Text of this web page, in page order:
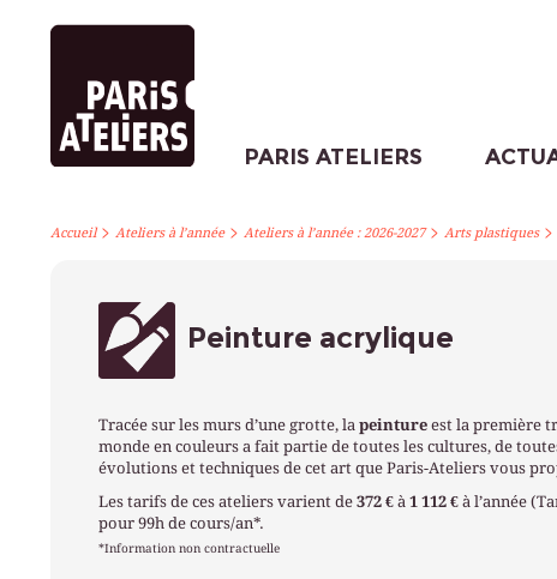
PARIS ATELIERS
Accueil> Ateliers à l’année> Ateliers à l’année : 2026-2027> Arts plastiques>
Peinture acrylique
Tracée sur les murs d’une grotte, la peinture est la première
monde en couleurs a fait partie de toutes les cultures, de
évolutions et techniques de cet art que Paris-Ateliers vous
Les tarifs de ces ateliers varient de 372 € à 1 112 € à l’année
pour 99h de cours/an*.
*Information non contractuelle